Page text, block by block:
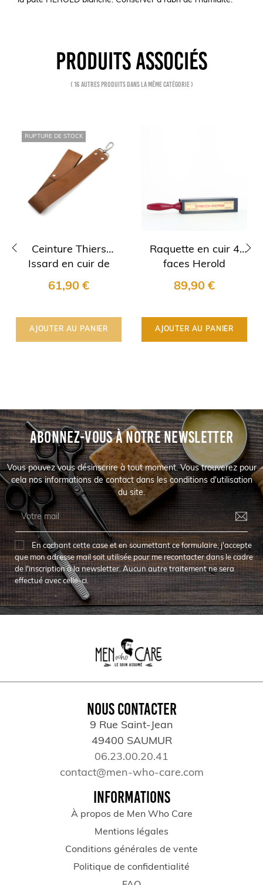
PRODUITS ASSOCIÉS
( 16 autres produits dans la même catégorie )
RUPTURE DE STOCK
Ceinture Thiers
Issard en cuir de
veau
61,90 €
AJOUTER AU PANIER
Raquette en cuir 4
faces Herold
89,90 €
AJOUTER AU PANIER
ABONNEZ-VOUS À NOTRE NEWSLETTER
Vous pouvez vous désinscrire à tout moment. Vous trouverez pour
cela nos informations de contact dans les conditions d'utilisation
du site.
En cochant cette case et en soumettant ce formulaire, j'accepte
que mon adresse mail soit utilisée pour me recontacter dans le cadre
de l'inscription à la newsletter. Aucun autre traitement ne sera
effectué avec celle-ci.
NOUS CONTACTER
9 Rue Saint-Jean
49400 SAUMUR
06.23.00.20.41
contact@men-who-care.com
INFORMATIONS
À propos de Men Who Care
Mentions légales
Conditions générales de vente
Politique de confidentialité